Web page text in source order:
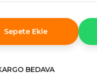
Sepete Ekle
BEDAVA